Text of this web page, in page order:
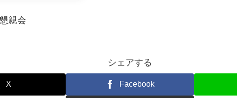
親会
シェアする
X Facebook